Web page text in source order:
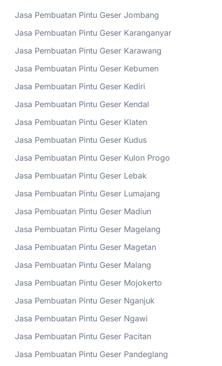
Jasa Pembuatan Pintu Geser Jombang
Jasa Pembuatan Pintu Geser Karanganyar
Jasa Pembuatan Pintu Geser Karawang
Jasa Pembuatan Pintu Geser Kebumen
Jasa Pembuatan Pintu Geser Kediri
Jasa Pembuatan Pintu Geser Kendal
Jasa Pembuatan Pintu Geser Klaten
Jasa Pembuatan Pintu Geser Kudus
Jasa Pembuatan Pintu Geser Kulon Progo
Jasa Pembuatan Pintu Geser Lebak
Jasa Pembuatan Pintu Geser Lumajang
Jasa Pembuatan Pintu Geser Madiun
Jasa Pembuatan Pintu Geser Magelang
Jasa Pembuatan Pintu Geser Magetan
Jasa Pembuatan Pintu Geser Malang
Jasa Pembuatan Pintu Geser Mojokerto
Jasa Pembuatan Pintu Geser Nganjuk
Jasa Pembuatan Pintu Geser Ngawi
Jasa Pembuatan Pintu Geser Pacitan
Jasa Pembuatan Pintu Geser Pandeglang